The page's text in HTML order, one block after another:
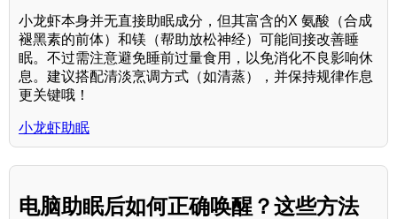
小龙虾本身并无直接助眠成分，但其富含的X 氨酸（合成
褪黑素的前体）和镁（帮助放松神经）可能间接改善睡
眠。不过需注意避免睡前过量食用，以免消化不良影响休
息。建议搭配清淡烹调方式（如清蒸），并保持规律作息
更关键哦！
小龙虾助眠
电脑助眠后如何正确唤醒？这些方法